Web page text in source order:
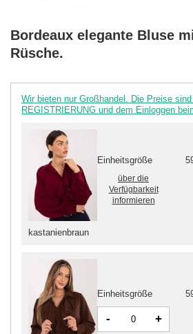
Bordeaux elegante Bluse
Rüsche.
Wir bieten nur Großhandel. Die Preise
REGISTRIERUNG und dem Einloggen
Einheitsgröße
- +
kastanienbraun
Einheitsgröße
über die
Verfügbarkeit
informieren